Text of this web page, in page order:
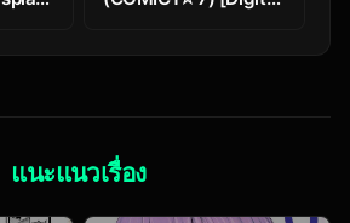
แนะแนวเรื่อง